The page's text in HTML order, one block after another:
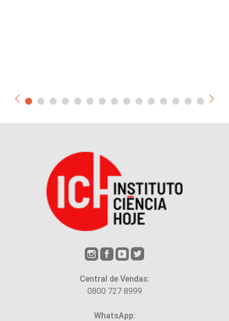
Central de Vendas:
0800 727 8999
WhatsApp: